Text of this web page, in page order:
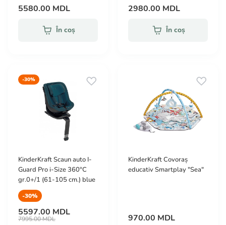
5580.00 MDL
În coș
2980.00 MDL
În coș
-30%
KinderKraft Scaun auto I-
Guard Pro i-Size 360°С
gr.0+/1 (61-105 cm.) blue
-30%
5597.00 MDL
7995.00 MDL
KinderKraft Covoraș
educativ Smartplay "Sea"
970.00 MDL